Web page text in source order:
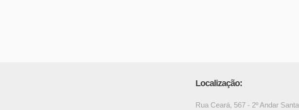
Localização:
Rua Ceará, 567 - 2º Andar Santa